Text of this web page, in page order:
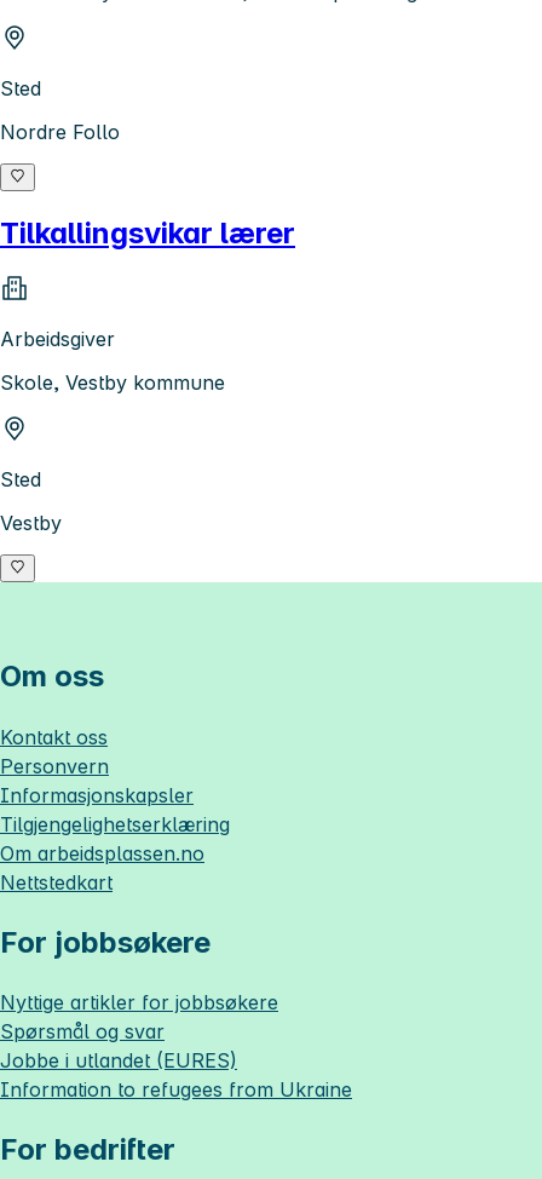
Sted
Nordre Follo
Tilkallingsvikar lærer
Arbeidsgiver
Skole, Vestby kommune
Sted
Vestby
Om oss
Kontakt oss
Personvern
Informasjonskapsler
Tilgjengelighetserklæring
Om arbeidsplassen.no
Nettstedkart
For jobbsøkere
Nyttige artikler for jobbsøkere
Spørsmål og svar
Jobbe i utlandet (EURES)
Information to refugees from Ukraine
For bedrifter